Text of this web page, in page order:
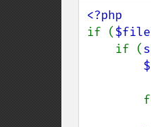
if (
    if (